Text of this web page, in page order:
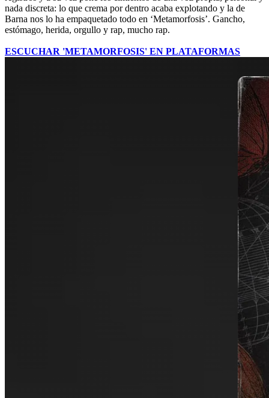
nada discreta: lo que crema por dentro acaba explotando y la de
Barna nos lo ha empaquetado todo en ‘Metamorfosis’. Gancho,
estómago, herida, orgullo y rap, mucho rap.
ESCUCHAR 'METAMORFOSIS' EN PLATAFORMAS